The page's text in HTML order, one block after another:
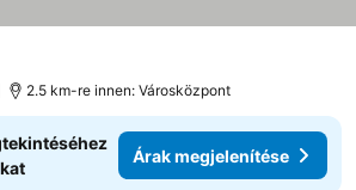
2.5 km-re innen: Városközpont
Árak megjelenítése